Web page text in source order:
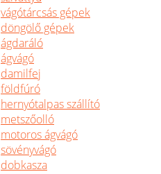
vágótárcsás gépek
döngölő gépek
ágdaráló
ágvágó
damilfej
földfúró
hernyótalpas szállító
metszőolló
motoros ágvágó
sövényvágó
dobkasza